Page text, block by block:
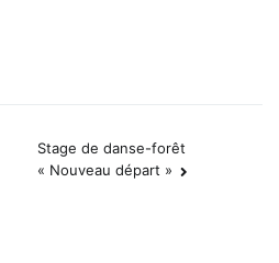
Stage de danse-forêt
« Nouveau départ »